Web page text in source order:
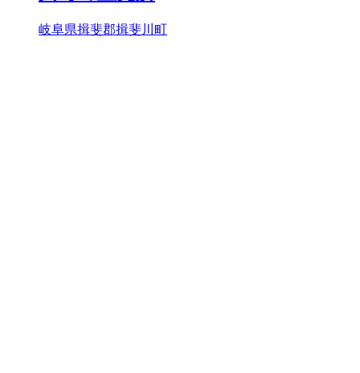
岐阜県揖斐郡揖斐川町